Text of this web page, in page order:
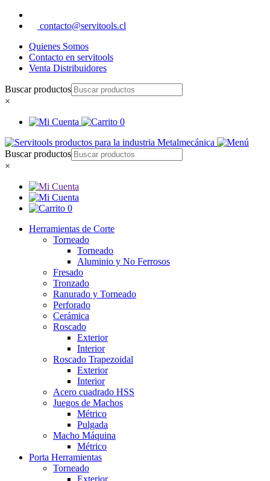
contacto@servitools.cl
Quienes Somos
Contacto en servitools
Venta Distribuidores
Buscar productos
×
0
Buscar productos
×
0
Herramientas de Corte
Torneado
Torneado
Aluminio y No Ferrosos
Fresado
Tronzado
Ranurado y Torneado
Perforado
Cerámica
Roscado
Exterior
Interior
Roscado Trapezoidal
Exterior
Interior
Acero cuadrado HSS
Juegos de Machos
Métrico
Pulgada
Macho Máquina
Métrico
Porta Herramientas
Torneado
Exterior